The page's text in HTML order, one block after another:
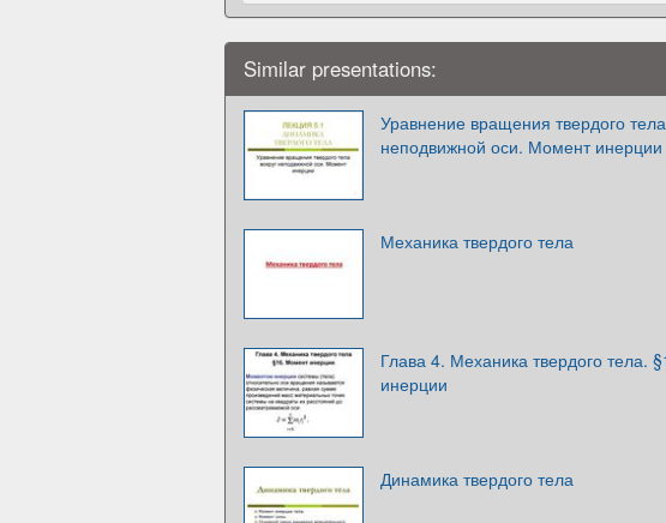
Similar presentations:
Уравнение вращения твердого тела
неподвижной оси. Момент инерции
Механика твердого тела
Глава 4. Механика твердого тела.
инерции
Динамика твердого тела